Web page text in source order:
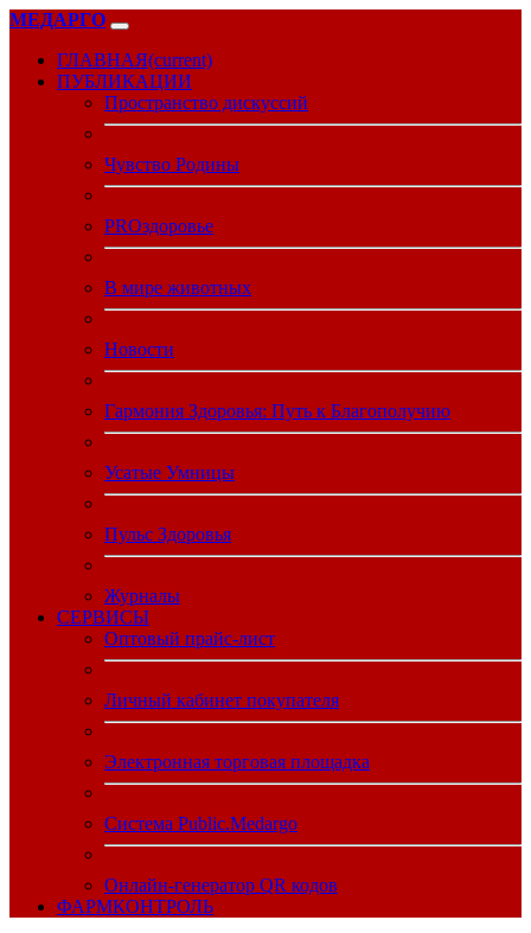
МЕДАРГО
ГЛАВНАЯ(current)
ПУБЛИКАЦИИ
Пространство дискуссий
Чувство Родины
PROздоровье
В мире животных
Новости
Гармония Здоровья: Путь к Благополучию
Усатые Умницы
Пульс Здоровья
Журналы
CЕРВИСЫ
Оптовый прайс-лист
Личный кабинет покупателя
Электронная торговая площадка
Система Public.Medargo
Онлайн-генератор QR кодов
ФАРМКОНТРОЛЬ